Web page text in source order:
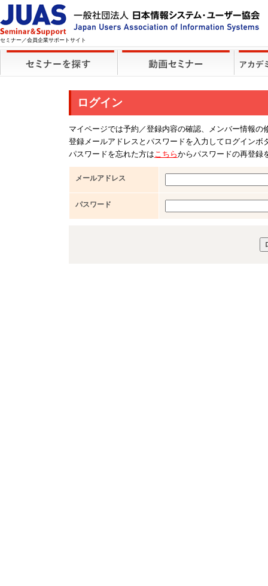
セミナー／会員企業サポートサイト
ログイン
マイページでは予約／登録内容の確認、メンバー情報の
登録メールアドレスとパスワードを入力してログインボ
パスワードを忘れた方はこちらからパスワードの再登録
メールアドレス
パスワード